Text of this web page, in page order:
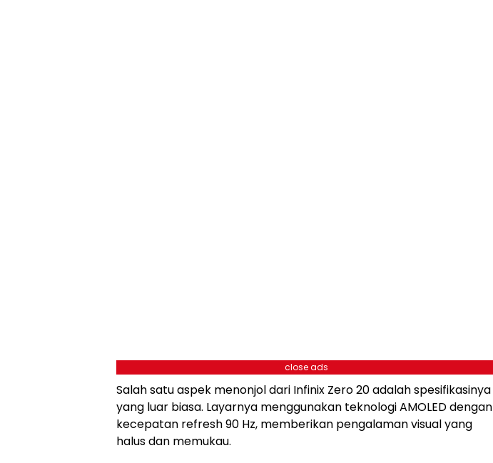
close ads
Salah satu aspek menonjol dari Infinix Zero 20 adalah spesifikasinya
yang luar biasa. Layarnya menggunakan teknologi AMOLED dengan
kecepatan refresh 90 Hz, memberikan pengalaman visual yang
halus dan memukau.